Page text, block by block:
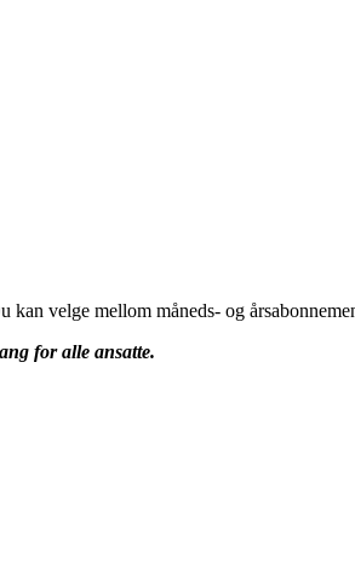
velge mellom måneds- og
for alle ansatte.